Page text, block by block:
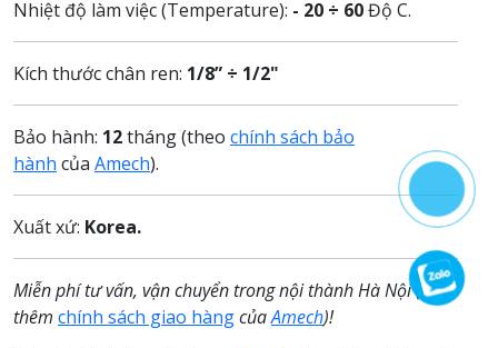
Nhiệt độ làm việc (Temperature): - 20 ÷ 60Độ C.
Kích thước chân ren: 1/8” ÷ 1/2"
Bảo hành: 12tháng (theo chính sách bảo
hành của Amech).
Xuất xứ: Korea.
Miễn phí tư vấn, vận chuyển trong nội thành Hà Nội (xem
thêm chính sách giao hàngcủaAmech)!